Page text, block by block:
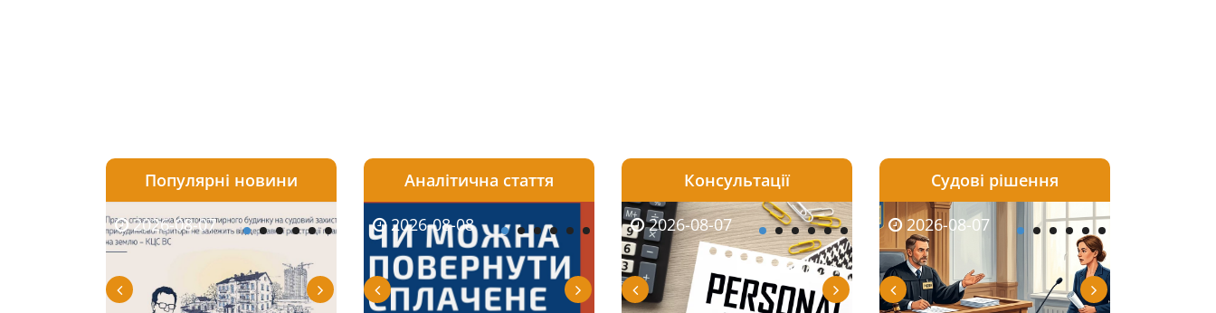
Популярні новини
2026-08-07 2026-08-06 2026-08-06 2026-08-06 2026-08-05
Аналітична стаття
2026-08-03 2026-08-08 2026-08-07 2026-08-04 2026-08-04
Консультації
2026-08-05 2026-08-07 2026-08-07 2026-08-06
Судові рішення
2026-07-30 2026-08-07